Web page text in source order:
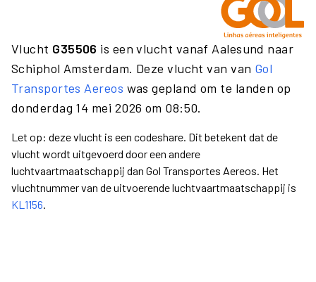
Vlucht G35506 is een vlucht vanaf Aalesund naar
Schiphol Amsterdam. Deze vlucht van van Gol
Transportes Aereos was gepland om te landen op
donderdag 14 mei 2026 om 08:50.
Let op: deze vlucht is een codeshare. Dit betekent dat de
vlucht wordt uitgevoerd door een andere
luchtvaartmaatschappij dan Gol Transportes Aereos. Het
vluchtnummer van de uitvoerende luchtvaartmaatschappij is
KL1156.